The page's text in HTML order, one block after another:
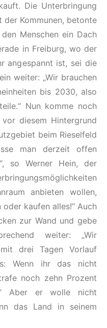
Die Unterbringung
der Kommunen, betonte
Menschen ein Dach
in Freiburg, wo der
angespannt ist, sei die
weiter: „Wir brauchen
bis 2030, also
Nun komme noch
diesem Hintergrund
beim Rieselfeld
man derzeit offen
so Werner Hein, der
anbieten wollen,
kaufen alles!“ Auch
zur Wand und gebe
weiter: „Wir
drei Tagen Vorlauf
Wenn ihr das nicht
noch zehn Prozent
Aber er wolle nicht
das Land in seinem